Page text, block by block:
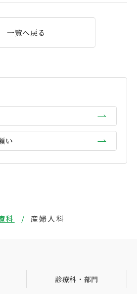
一覧へ戻る
い
科 産婦人科
診療科・部門